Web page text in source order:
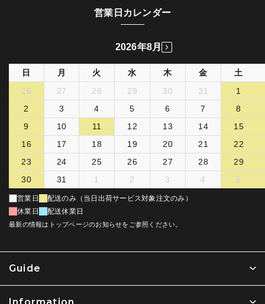
Guide
Information
営業日カレンダー
2026年8月
日 月 火 水 木 金
土
26
27 28 29 30 31
1
2
3 4 5 6 7
8
9
10 11 12 13 14
15
16
17 18 19 20 21
22
23
24 25 26 27 28
29
30
31 1 2 3 4 5
営業日
配送のみ（当日出荷サービス対象注文のみ）
休業日
配送休業日
最新の情報はトップページのお知らせをご参照ください。